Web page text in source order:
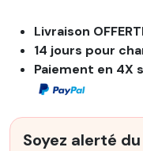
Livraison
14 jours pour
Paiement en 4X
Soyez alerté